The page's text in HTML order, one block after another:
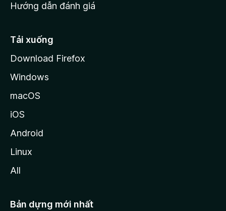
i
l
Hướng dẫn đánh giá
Tải xuống
Download Firefox
Windows
macOS
iOS
Android
Linux
All
Bản dựng mới nhất